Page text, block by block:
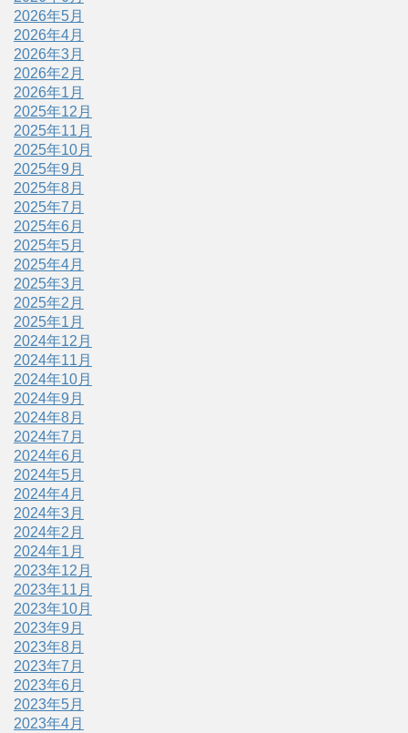
2026年5月
2026年4月
2026年3月
2026年2月
2026年1月
2025年12月
2025年11月
2025年10月
2025年9月
2025年8月
2025年7月
2025年6月
2025年5月
2025年4月
2025年3月
2025年2月
2025年1月
2024年12月
2024年11月
2024年10月
2024年9月
2024年8月
2024年7月
2024年6月
2024年5月
2024年4月
2024年3月
2024年2月
2024年1月
2023年12月
2023年11月
2023年10月
2023年9月
2023年8月
2023年7月
2023年6月
2023年5月
2023年4月